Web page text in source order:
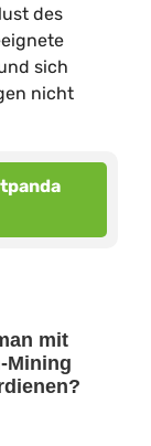
des
sich
nicht
mit
Mining